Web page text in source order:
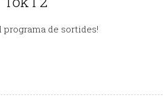
programa de sortides!